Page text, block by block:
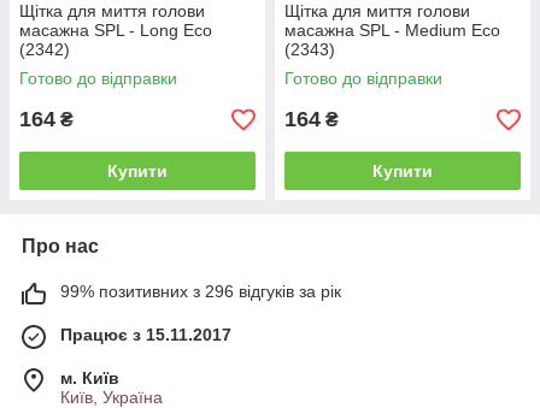
Щітка для миття голови
масажна SPL - Long Eco
(2342)
Готово до відправки
164 ₴
Купити
Щітка для миття голови
масажна SPL - Medium Eco
(2343)
Готово до відправки
164 ₴
Купити
Про нас
99% позитивних з 296 відгуків за рік
Працює з 15.11.2017
м. Київ
Київ, Україна